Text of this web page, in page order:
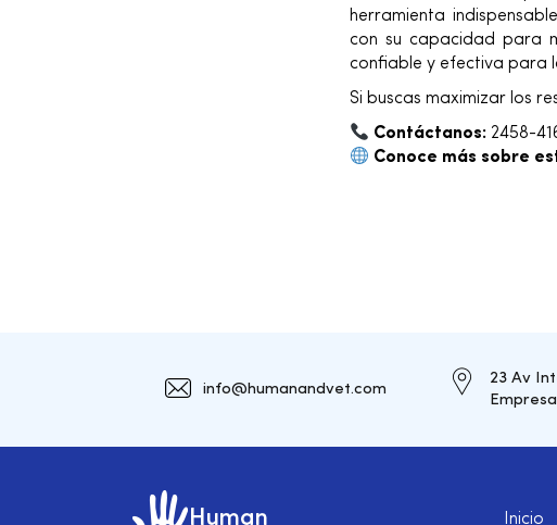
herramienta
con su capacidad para
confiable y efectiva para
Si buscas maximizar los
Contáctanos: 2458-
Conoce más sobre
info@humanandvet.com
23 Av
Inicio